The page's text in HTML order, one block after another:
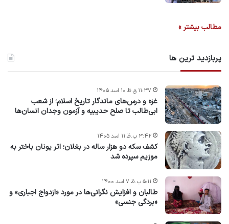
مطالب بیشتر »
پربازدید ترین ها
غزه و درس‌های ماندگار تاریخ اسلام؛ از شعب
ابی‌طالب تا صلح حدیبیه و آزمون وجدان انسان‌ها
۱۱:۳۷ ق.ظ ۱۰ اسد ۱۴۰۵
کشف سکه دو هزار ساله در بغلان؛ اثر یونان باختر به
موزیم سپرده شد
۳:۴۲ ب.ظ ۱۱ اسد ۱۴۰۵
طالبان و افزایش نگرانی‌ها در مورد «ازدواج اجباری» و
«بردگی جنسی»
۵:۱۱ ب.ظ ۷ اسد ۱۴۰۰